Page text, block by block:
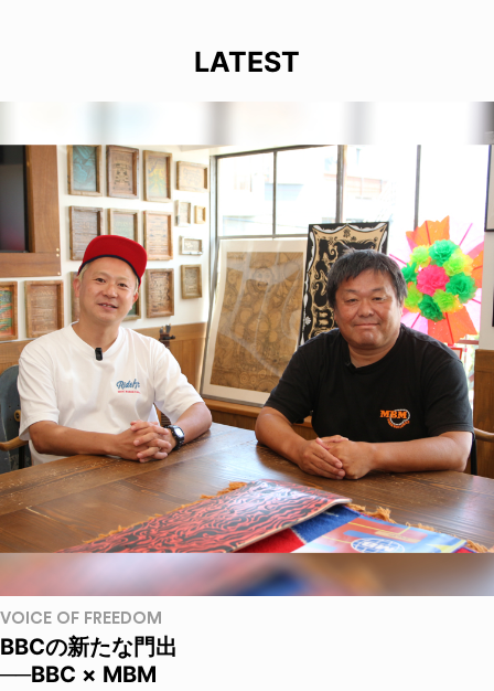
LATEST
VOICE OF FREEDOM
BBCの新たな門出
──BBC × MBM